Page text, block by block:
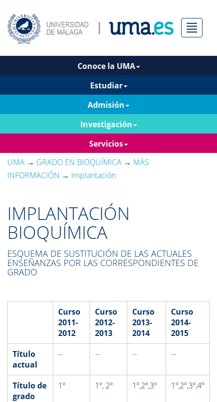
Menú
Conoce la UMA
Estudiar
Admisión
Investigación
Servicios
UMA → GRADO EN BIOQUÍMICA → MÁS
INFORMACIÓN → Implantación
IMPLANTACIÓN
BIOQUÍMICA
ESQUEMA DE SUSTITUCIÓN DE LAS ACTUALES
ENSEÑANZAS POR LAS CORRESPONDIENTES DE
GRADO
Curso
2011-
2012
Curso
2012-
2013
Curso
2013-
2014
Curso
2014-
2015
Título
actual
-- -- -- --
Título de
grado
1º 1º, 2º 1º,2º,3º 1º,2º,3º,4º